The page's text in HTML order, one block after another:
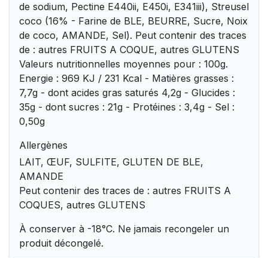
de sodium, Pectine E440ii, E450i, E341iii), Streusel
coco (16% - Farine de BLE, BEURRE, Sucre, Noix
de coco, AMANDE, Sel). Peut contenir des traces
de : autres FRUITS A COQUE, autres GLUTENS
Valeurs nutritionnelles moyennes pour : 100g.
Energie : 969 KJ / 231 Kcal - Matières grasses :
7,7g - dont acides gras saturés 4,2g - Glucides :
35g - dont sucres : 21g - Protéines : 3,4g - Sel :
0,50g
Allergènes
LAIT, ŒUF, SULFITE, GLUTEN DE BLE,
AMANDE
Peut contenir des traces de : autres FRUITS A
COQUES, autres GLUTENS
À conserver à -18°C. Ne jamais recongeler un
produit décongelé.